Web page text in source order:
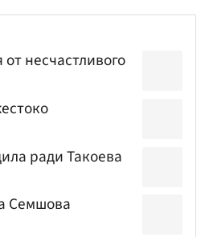
несчастливого
ради Такоева
Семшова